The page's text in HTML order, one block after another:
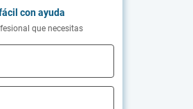
con ayuda
que necesitas